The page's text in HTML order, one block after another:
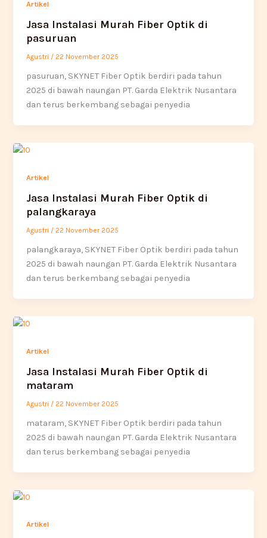
Artikel
Jasa Instalasi Murah Fiber Optik di
pasuruan
Agustri / 22 November 2025
pasuruan, SKYNET Fiber Optik berdiri pada tahun
2025 di bawah naungan PT. Garda Elektrik Nusantara
dan terus berkembang sebagai penyedia
Artikel
Jasa Instalasi Murah Fiber Optik di
palangkaraya
Agustri / 22 November 2025
palangkaraya, SKYNET Fiber Optik berdiri pada tahun
2025 di bawah naungan PT. Garda Elektrik Nusantara
dan terus berkembang sebagai penyedia
Artikel
Jasa Instalasi Murah Fiber Optik di
mataram
Agustri / 22 November 2025
mataram, SKYNET Fiber Optik berdiri pada tahun
2025 di bawah naungan PT. Garda Elektrik Nusantara
dan terus berkembang sebagai penyedia
Artikel